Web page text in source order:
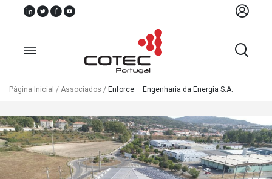
Sobre
Nós
Associados
Página Inicial / Associados / Enforce – Engenharia da Energia S.A.